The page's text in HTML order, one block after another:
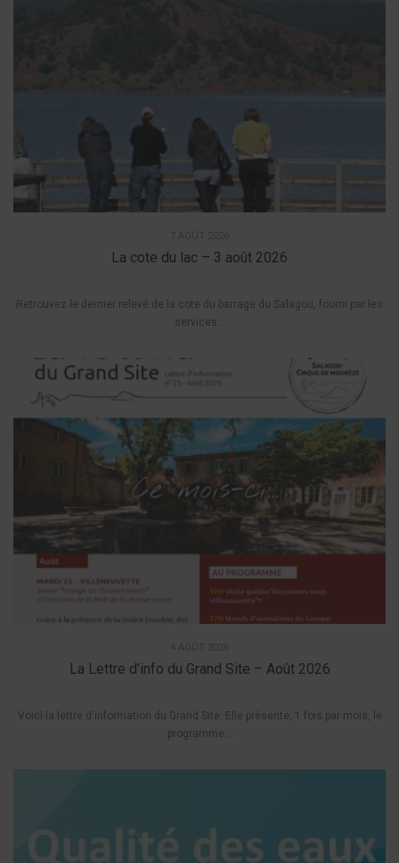
La cote du lac – 3 août 2026
Retrouvez le dernier relevé de la cote du barrage du Salagou, fourni par les
services...
La Lettre d’info du Grand Site – Août 2026
Voici la lettre d'information du Grand Site. Elle présente, 1 fois par mois, le
programme...